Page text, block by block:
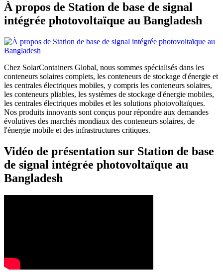
À propos de Station de base de signal
intégrée photovoltaïque au Bangladesh
Chez SolarContainers Global, nous sommes spécialisés dans les
conteneurs solaires complets, les conteneurs de stockage d'énergie et
les centrales électriques mobiles, y compris les conteneurs solaires,
les conteneurs pliables, les systèmes de stockage d'énergie mobiles,
les centrales électriques mobiles et les solutions photovoltaïques.
Nos produits innovants sont conçus pour répondre aux demandes
évolutives des marchés mondiaux des conteneurs solaires, de
l'énergie mobile et des infrastructures critiques.
Vidéo de présentation sur Station de base
de signal intégrée photovoltaïque au
Bangladesh